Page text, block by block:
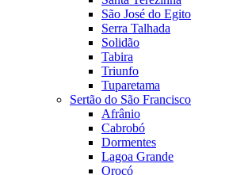
São José do Egito
Serra Talhada
Solidão
Tabira
Triunfo
Tuparetama
Sertão do São Francisco
Afrânio
Cabrobó
Dormentes
Lagoa Grande
Orocó